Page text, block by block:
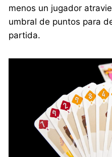
menos un jugador
umbral de puntos para
partida.